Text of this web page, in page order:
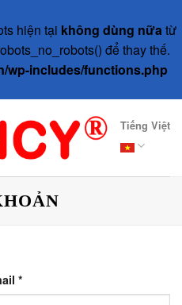
hiện tại không dùng nữatừ
để thay thế.
wp-includes/functions.php
Tiếng Việt
*